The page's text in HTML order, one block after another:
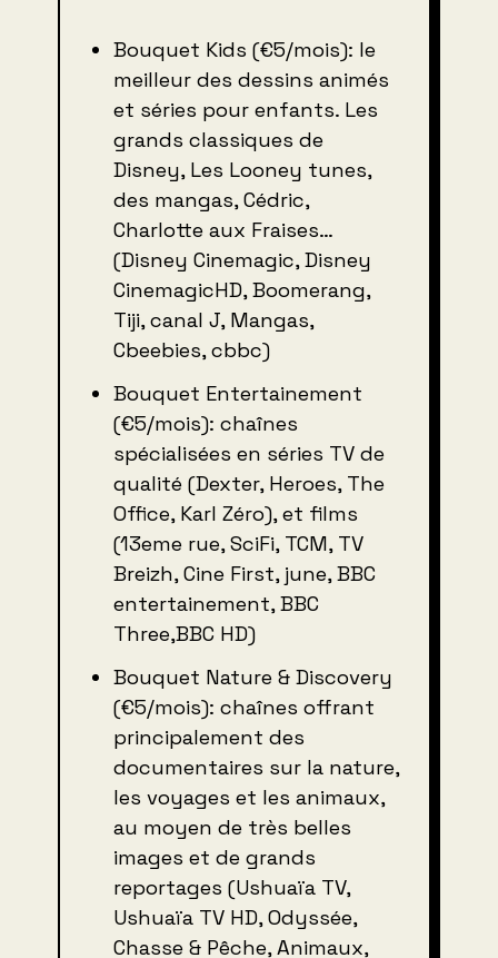
Bouquet Kids (€5/mois): le
meilleur des dessins animés
et séries pour enfants. Les
grands classiques de
Disney, Les Looney tunes,
des mangas, Cédric,
Charlotte aux Fraises…
(Disney Cinemagic, Disney
CinemagicHD, Boomerang,
Tiji, canal J, Mangas,
Cbeebies, cbbc)
Bouquet Entertainement
(€5/mois): chaînes
spécialisées en séries TV de
qualité (Dexter, Heroes, The
Office, Karl Zéro), et films
(13eme rue, SciFi, TCM, TV
Breizh, Cine First, june, BBC
entertainement, BBC
Three,BBC HD)
Bouquet Nature & Discovery
(€5/mois): chaînes offrant
principalement des
documentaires sur la nature,
les voyages et les animaux,
au moyen de très belles
images et de grands
reportages (Ushuaïa TV,
Ushuaïa TV HD, Odyssée,
Chasse & Pêche, Animaux,